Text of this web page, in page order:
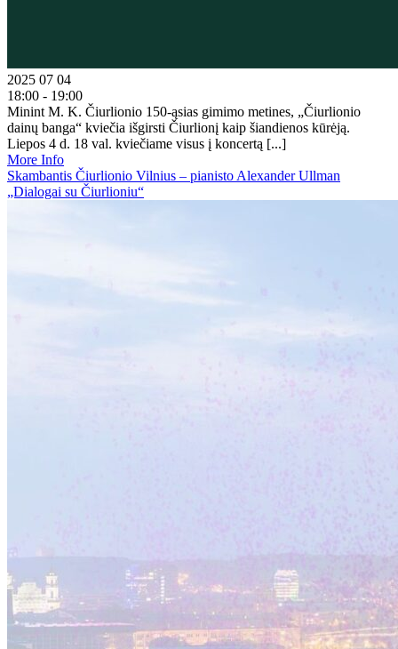
2025 07 04
18:00 - 19:00
Minint M. K. Čiurlionio 150-ąsias gimimo metines, „Čiurlionio
dainų banga“ kviečia išgirsti Čiurlionį kaip šiandienos kūrėją.
Liepos 4 d. 18 val. kviečiame visus į koncertą [...]
More Info
Skambantis Čiurlionio Vilnius – pianisto Alexander Ullman
„Dialogai su Čiurlioniu“